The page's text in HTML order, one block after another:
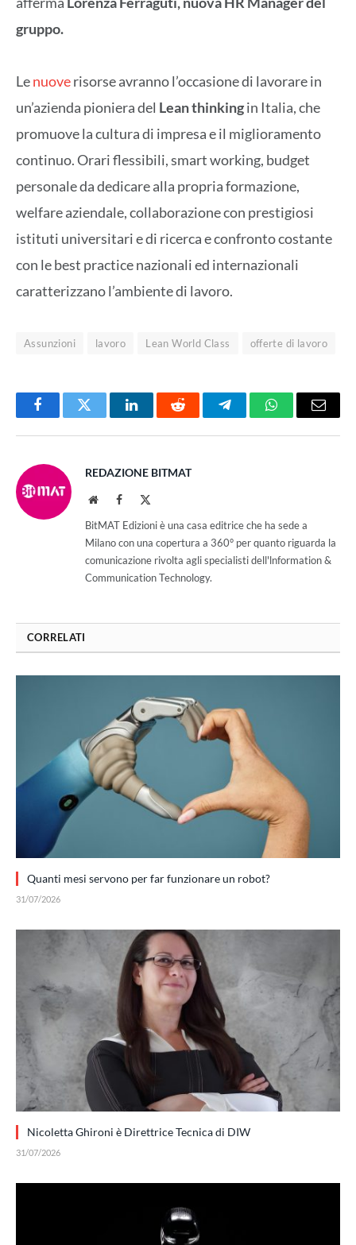
gruppo.
Lenuoverisorse avranno l’occasione di lavorare in
un’azienda pioniera del Lean thinkingin Italia, che
promuove la cultura di impresa e il miglioramento
continuo. Orari flessibili, smart working, budget
personale da dedicare alla propria formazione,
welfare aziendale, collaborazione con prestigiosi
istituti universitari e di ricerca e confronto costante
con le best practice nazionali ed internazionali
caratterizzano l’ambiente di lavoro.
Assunzioni lavoro Lean World Class offerte di lavoro
FacebookTwitter LinkedInReddit TelegramWhatsAppEmail
REDAZIONE BITMAT
WebsiteFacebook
BitMAT Edizioni è una casa editrice che ha sede a
Milano con una copertura a 360° per quanto riguarda la
comunicazione rivolta agli specialisti dell'lnformation &
Communication Technology.
CORRELATI
Quanti mesi servono per far funzionare un robot?
31/07/2026
Nicoletta Ghironi è Direttrice Tecnica di DIW
31/07/2026